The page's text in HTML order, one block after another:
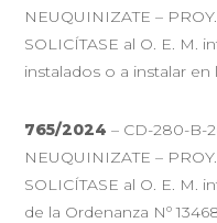
NEUQUINIZATE –
SOLICÍTASE al O. E.
instalados o a instalar en
765/2024 – CD-280-B-
NEUQUINIZATE –
SOLICÍTASE al O. E.
de la Ordenanza Nº